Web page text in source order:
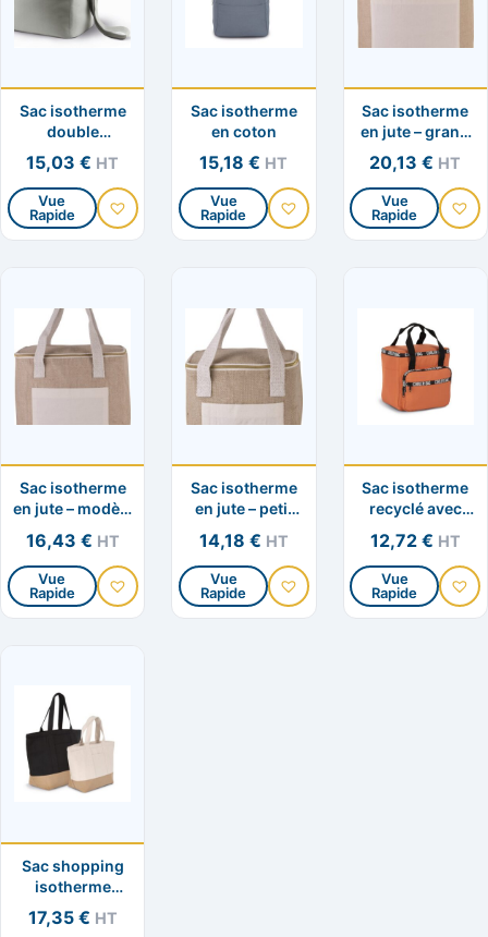
options
peuvent
choisies
sur
la
page
du
produit
options
peuvent
choisies
sur
la
page
du
produit
choisies
sur
la
page
du
produit
Sac isotherme
double
compartiment
15,03€ HT
Ce
produit
variations.
Les
options
peuvent
choisies
sur
la
page
du
produit
Vue
Rapide
Sac isotherme
en coton
15,18€ HT
Ce
produit
variations.
Les
options
peuvent
choisies
sur
la
page
du
produit
Vue
Rapide
Sac isotherme
en jute – grand
modèle
20,13€ HT
Ce
produit
Les
options
peuvent
choisies
sur
la
page
du
produit
Vue
Rapide
Sac isotherme
en jute – modèle
16,43 € HT
Ce
produit
Les
peuvent
choisies
sur
la
page
Vue
Rapide
Sac isotherme
en jute – petit
14,18 € HT
Ce
produit
Vue
Rapide
Sac isotherme
recyclé avec
12,72 € HT
Ce
produit
Vue
Rapide
Sac shopping
isotherme
recyclé
17,35 € HT